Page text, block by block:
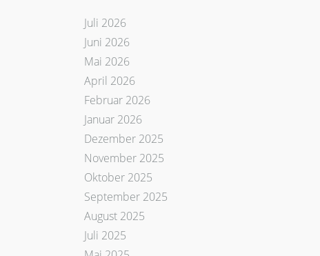
Juli 2026
Juni 2026
Mai 2026
April 2026
Februar 2026
Januar 2026
Dezember 2025
November 2025
Oktober 2025
September 2025
August 2025
Juli 2025